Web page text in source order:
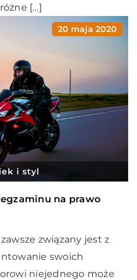
[…]
20 maja 2020
i styl
na prawo
związany jest z
swoich
niejednego może